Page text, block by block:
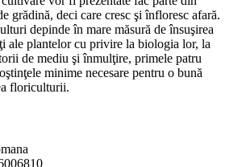
grădină, deci care cresc şi înfloresc afară.
depinde în mare măsură de însuşirea
ale plantelor cu privire la biologia lor, la
de mediu şi înmulţire, primele patru
minime necesare pentru o bună
floriculturii.